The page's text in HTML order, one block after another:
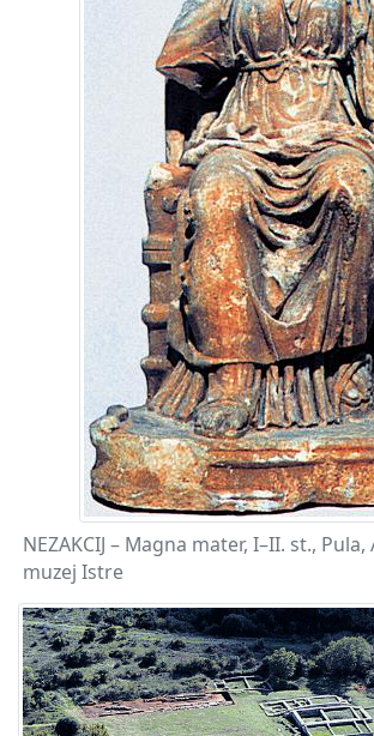
NEZAKCIJ – Magna mater, I–II. st.,
muzej Istre